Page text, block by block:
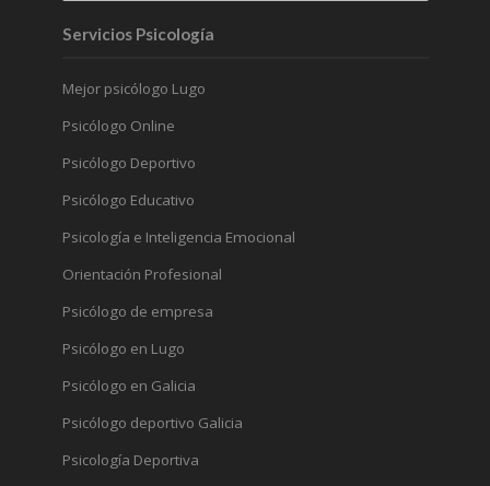
Servicios Psicología
Mejor psicólogo Lugo
Psicólogo Online
Psicólogo Deportivo
Psicólogo Educativo
Psicología e Inteligencia Emocional
Orientación Profesional
Psicólogo de empresa
Psicólogo en Lugo
Psicólogo en Galicia
Psicólogo deportivo Galicia
Psicología Deportiva